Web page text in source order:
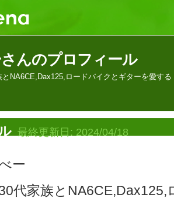
んのプロフィール
とNA6CE,Dax125,ロードバイクとギターを愛する
最終更新日: 2024/04/18
ー
代家族と